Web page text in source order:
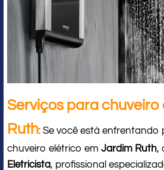
Serviços para chuveiro
Ruth: Se você está enfrentando
chuveiro elétrico em Jardim Ruth,
Eletricista, profissional